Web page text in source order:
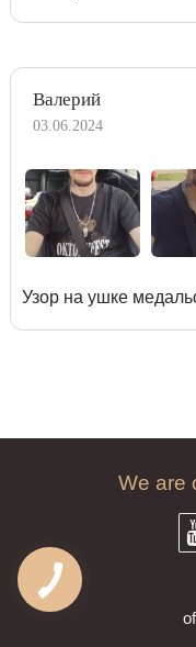
Валерий
03.06.2024
Узор на ушке
We are